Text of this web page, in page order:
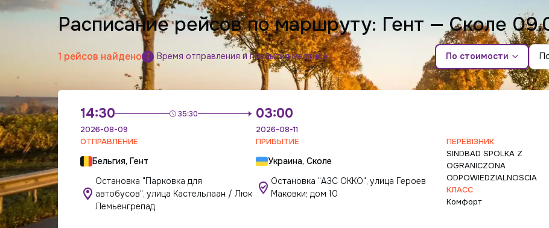
Расписание рейсов по маршруту: Гент — Сколе
1 рейсов найдено Время отправления и прибытия местное По стоимости
14:30 35:30
2026-08-09
ОТПРАВЛЕНИЕ
Бельгия, Гент
Остановка "Парковка для
автобусов", улица Кастельлаан / Люк
Лемьенгрепад
03:00
2026-08-11
ПРИБЫТИЕ
Украина, Сколе
Остановка "АЗС ОККО", улица Героев
Маковки; дом 10
ПЕРЕВІЗНИК:
SINDBAD SPOLKA Z
OGRANICZONA
ODPOWIEDZIALNOSCIA
КЛАСС:
Комфорт